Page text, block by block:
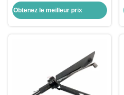
pour l' outil de verrouillage de
Obtenez le meilleur prix